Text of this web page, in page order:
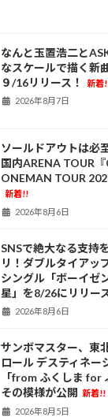
なんと玉置浩二と
なスケールで描く新
９/16リリース！
新着
2026年8月7日
ソールドアウトは必
国内ARENA TOUR
ONEMAN TOUR
新着!!
2026年8月6日
SNSで絶大なる支持
リ！ダブルタイアッ
シングル「ボーイゼ
星」を8/26にリリー
2026年8月6日
サンボマスター、東
ロール デスティネー
「from ふくしま for
その模様が公開 新着!!
2026年8月5日